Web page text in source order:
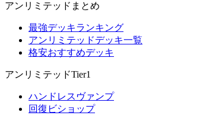
アンリミテッドまとめ
最強デッキランキング
アンリミテッドデッキ一覧
格安おすすめデッキ
アンリミテッドTier1
ハンドレスヴァンプ
回復ビショップ